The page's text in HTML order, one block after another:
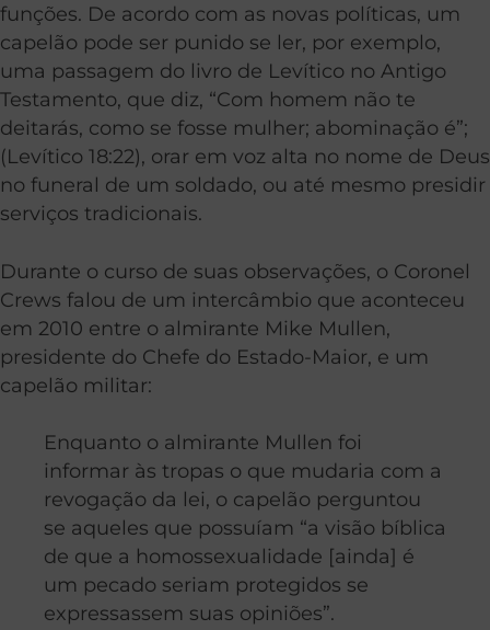
funções. De acordo com as novas políticas, um
capelão pode ser punido se ler, por exemplo,
uma passagem do livro de Levítico no Antigo
Testamento, que diz, “Com homem não te
deitarás, como se fosse mulher; abominação é”;
(Levítico 18:22), orar em voz alta no nome de Deus
no funeral de um soldado, ou até mesmo presidir
serviços tradicionais.
Durante o curso de suas observações, o Coronel
Crews falou de um intercâmbio que aconteceu
em 2010 entre o almirante Mike Mullen,
presidente do Chefe do Estado-Maior, e um
capelão militar:
Enquanto o almirante Mullen foi
informar às tropas o que mudaria com a
revogação da lei, o capelão perguntou
se aqueles que possuíam “a visão bíblica
de que a homossexualidade [ainda] é
um pecado seriam protegidos se
expressassem suas opiniões”.